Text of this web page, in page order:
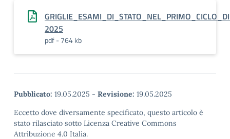
2025
pdf - 764 kb
Pubblicato: 19.05.2025 - Revisione: 19.05.2025
Eccetto dove diversamente specificato, questo articolo è
stato rilasciato sotto Licenza Creative Commons
Attribuzione 4.0 Italia.